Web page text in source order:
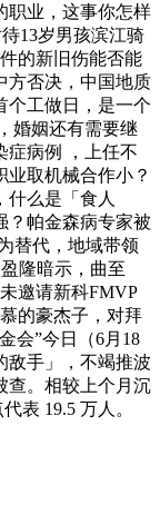
职业，这事你怎样
13岁男孩滨江骑
的新旧伤能否能
方否决，中国地质
个工做日，是一个
婚姻还有需要继
症病例 ，上任不
取机械合作小？
什么是「食人
？帕金森病专家被
替代，地域带领
隆暗示，曲至
邀请新科FMVP
的豪杰子，对拜
会”今日（6月18
敌手」，不竭推波
查。相较上个月沉
表 19.5 万人。